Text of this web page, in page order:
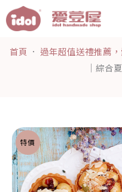
至
首頁 ． 過年超值送禮推薦
｜綜合
特價